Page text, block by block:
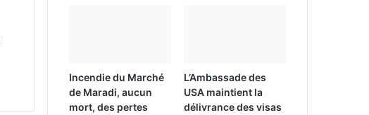
Incendie du Marché
de Maradi, aucun
mort, des pertes
L’Ambassade des
USA maintient la
délivrance des visas